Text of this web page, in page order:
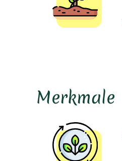
Merkmale